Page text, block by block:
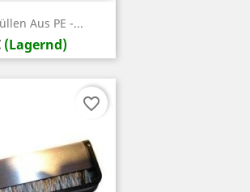
Aus PE -...
(Lagernd)
favorite_border